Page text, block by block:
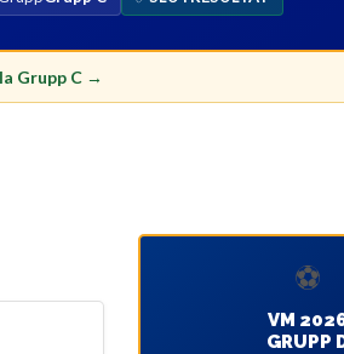
Grupp C →
⚽
VM
GRUPP